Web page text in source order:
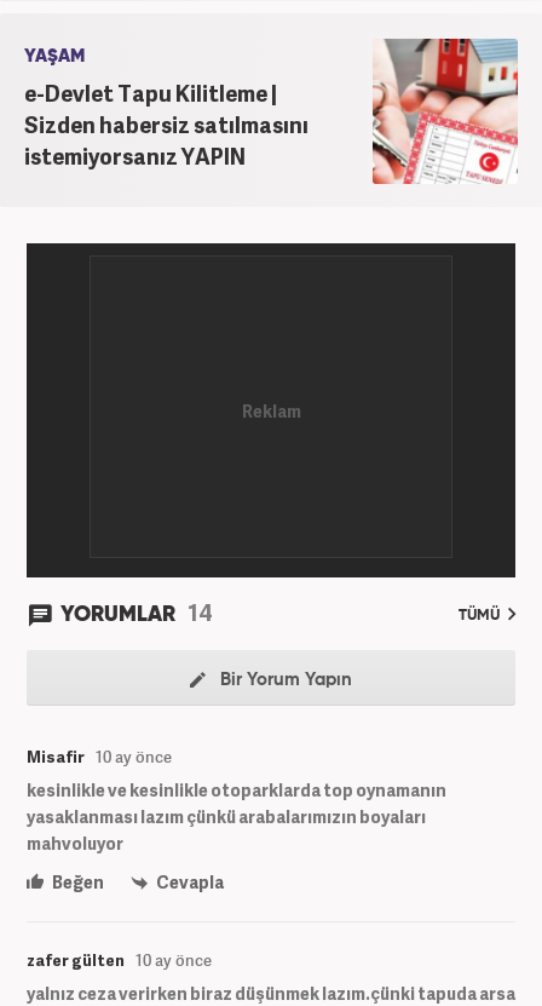
YAŞAM
e-Devlet Tapu Kilitleme |
Sizden habersiz satılmasını
istemiyorsanız YAPIN
YORUMLAR 14 TÜMÜ
Bir Yorum Yapın
Misafir 10 ay önce
kesinlikle ve kesinlikle otoparklarda top oynamanın
yasaklanması lazım çünkü arabalarımızın boyaları
mahvoluyor
Beğen
Cevapla
zafer gülten 10 ay önce
yalnız ceza verirken biraz düşünmek lazım.çünki tapuda arsa